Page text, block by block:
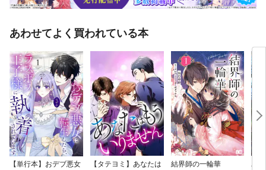
あわせてよく買われている本
【単行本】おデブ悪女
【タテヨミ】あなたは
結界師の一輪華
バ